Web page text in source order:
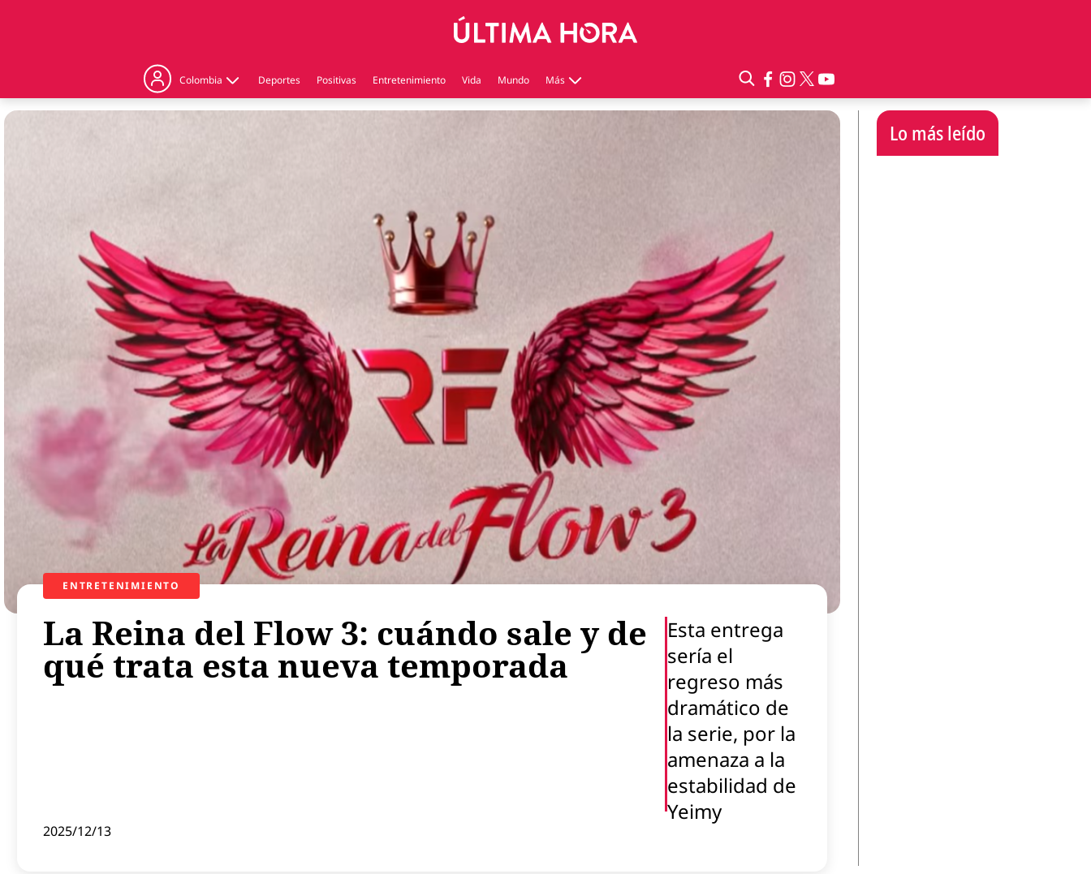
Colombia
Judicial
Deportes Positivas Entretenimiento Vida Mundo Más
Virales
ENTRETENIMIENTO
La Reina del Flow 3: cuándo sale y de
qué trata esta nueva temporada
Esta entrega
sería el
regreso más
dramático de
la serie, por la
amenaza a la
estabilidad de
Yeimy
2025/12/13
Lo más leído